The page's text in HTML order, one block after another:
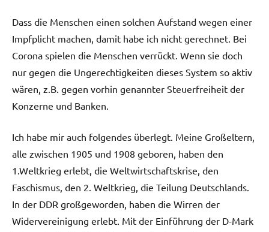
Dass die Menschen einen solchen Aufstand wegen einer
Impfplicht machen, damit habe ich nicht gerechnet. Bei
Corona spielen die Menschen verrückt. Wenn sie doch
nur gegen die Ungerechtigkeiten dieses System so aktiv
wären, z.B. gegen vorhin genannter Steuerfreiheit der
Konzerne und Banken.
Ich habe mir auch folgendes überlegt. Meine Großeltern,
alle zwischen 1905 und 1908 geboren, haben den
1.Weltkrieg erlebt, die Weltwirtschaftskrise, den
Faschismus, den 2. Weltkrieg, die Teilung Deutschlands.
In der DDR großgeworden, haben die Wirren der
Widervereinigung erlebt. Mit der Einführung der D-Mark